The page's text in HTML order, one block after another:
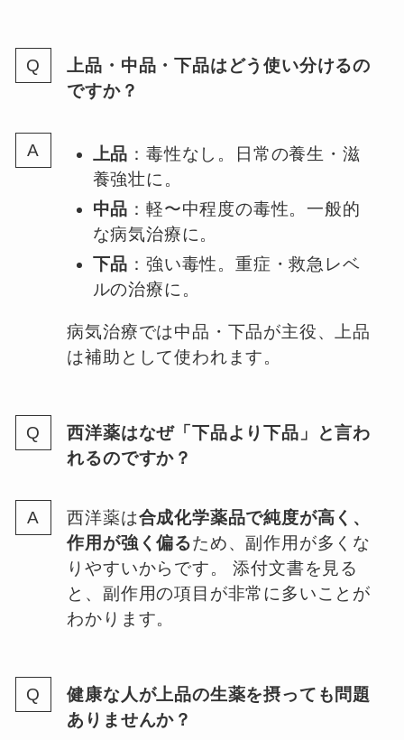
上品・中品・下品はどう使い分けるの
ですか？
上品 ：毒性なし。日常の養生・滋
養強壮に。
中品 ：軽〜中程度の毒性。一般的
な病気治療に。
下品 ：強い毒性。重症・救急レベ
ルの治療に。
病気治療では中品・下品が主役、上品
は補助として使われます。
西洋薬はなぜ「下品より下品」と言わ
れるのですか？
西洋薬は合成化学薬品で純度が高く、
作用が強く偏るため、副作用が多くな
りやすいからです。 添付文書を見る
と、副作用の項目が非常に多いことが
わかります。
健康な人が上品の生薬を摂っても問題
ありませんか？